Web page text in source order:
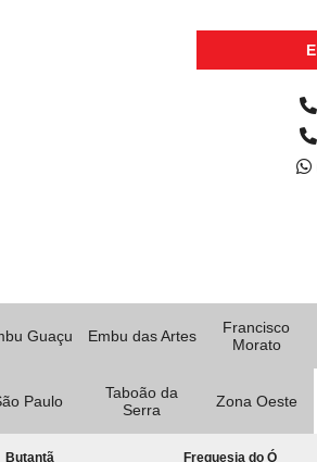
Guaçu Embu das Artes
Francisco
Morato
Paulo
Taboão da
Serra
Zona Oeste
Butantã Freguesia do Ó